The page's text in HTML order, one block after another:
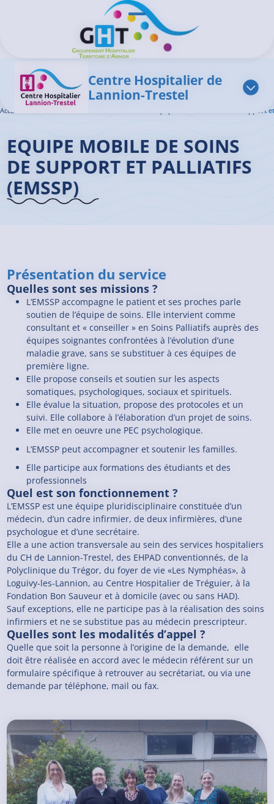
Ouvrir/Fermer le menu
Centre Hospitalier de
Lannion-Trestel
Accueil GHT Équipe Mobile de Soins de Support
EQUIPE MOBILE DE SOINS
DE SUPPORT ET PALLIATIFS
(EMSSP)
Présentation du service
Quelles sont ses missions ?
L’EMSSP accompagne le patient et ses proches parle
soutien de l’équipe de soins. Elle intervient comme
consultant et « conseiller » en Soins Palliatifs auprès des
équipes soignantes confrontées à l’évolution d’une
maladie grave, sans se substituer à ces équipes de
première ligne.
Elle propose conseils et soutien sur les aspects
somatiques, psychologiques, sociaux et spirituels.
Elle évalue la situation, propose des protocoles et un
suivi. Elle collabore à l’élaboration d’un projet de soins.
Elle met en oeuvre une PEC psychologique.
L’EMSSP peut accompagner et soutenir les familles.
Elle participe aux formations des étudiants et des
professionnels
Quel est son fonctionnement ?
L’EMSSP est une équipe pluridisciplinaire constituée d’un
médecin, d’un cadre infirmier, de deux infirmières, d’une
psychologue et d’une secrétaire.
Elle a une action transversale au sein des services hospitaliers
du CH de Lannion-Trestel, des EHPAD conventionnés, de la
Polyclinique du Trégor, du foyer de vie «Les Nymphéas», à
Loguivy-les-Lannion, au Centre Hospitalier de Tréguier, à la
Fondation Bon Sauveur et à domicile (avec ou sans HAD).
Sauf exceptions, elle ne participe pas à la réalisation des soins
infirmiers et ne se substitue pas au médecin prescripteur.
Quelles sont les modalités d’appel ?
Quelle que soit la personne à l’origine de la demande, elle
doit être réalisée en accord avec le médecin référent sur un
formulaire spécifique à retrouver au secrétariat, ou via une
demande par téléphone, mail ou fax.
Panneau de gestion des cookies